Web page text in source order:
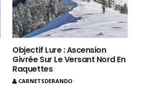
Objectif Lure : Ascension
Givrée Sur Le Versant Nord En
Raquettes
CARNETSDERANDO